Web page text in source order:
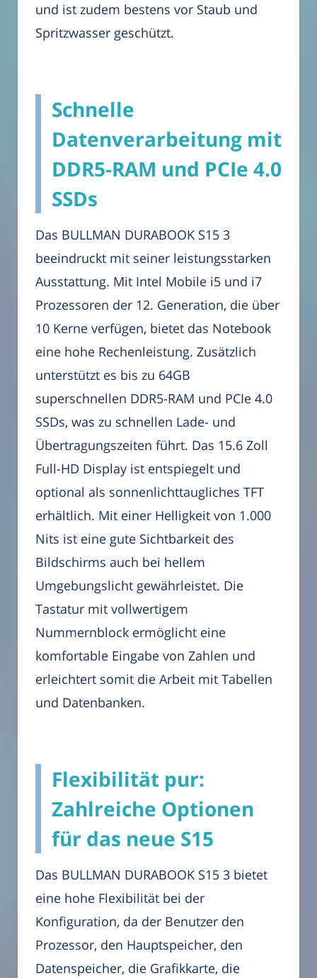
und ist zudem bestens vor Staub und
Spritzwasser geschützt.
Schnelle
Datenverarbeitung mit
DDR5-RAM und PCIe 4.0
SSDs
Das BULLMAN DURABOOK S15 3
beeindruckt mit seiner leistungsstarken
Ausstattung. Mit Intel Mobile i5 und i7
Prozessoren der 12. Generation, die über
10 Kerne verfügen, bietet das Notebook
eine hohe Rechenleistung. Zusätzlich
unterstützt es bis zu 64GB
superschnellen DDR5-RAM und PCIe 4.0
SSDs, was zu schnellen Lade- und
Übertragungszeiten führt. Das 15.6 Zoll
Full-HD Display ist entspiegelt und
optional als sonnenlichttaugliches TFT
erhältlich. Mit einer Helligkeit von 1.000
Nits ist eine gute Sichtbarkeit des
Bildschirms auch bei hellem
Umgebungslicht gewährleistet. Die
Tastatur mit vollwertigem
Nummernblock ermöglicht eine
komfortable Eingabe von Zahlen und
erleichtert somit die Arbeit mit Tabellen
und Datenbanken.
Flexibilität pur:
Zahlreiche Optionen
für das neue S15
Das BULLMAN DURABOOK S15 3 bietet
eine hohe Flexibilität bei der
Konfiguration, da der Benutzer den
Prozessor, den Hauptspeicher, den
Datenspeicher, die Grafikkarte, die